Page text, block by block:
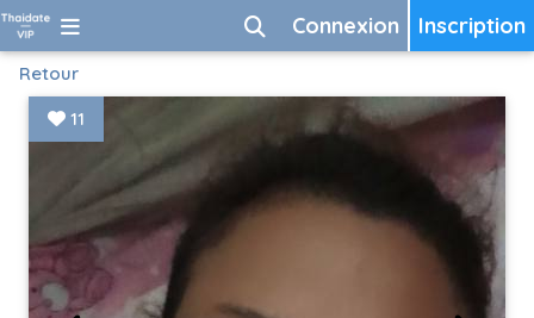
Inscription
Connexion
Retour
11